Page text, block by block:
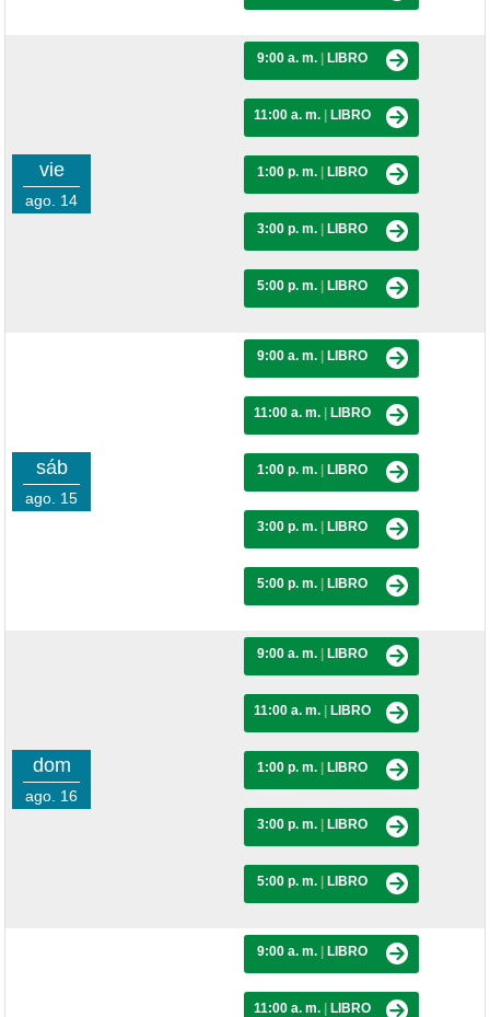
vie
ago. 14
9:00 a. m. LIBRO
11:00 a. m. LIBRO
1:00 p. m. LIBRO
3:00 p. m. LIBRO
5:00 p. m. LIBRO
sáb
ago. 15
9:00 a. m. LIBRO
11:00 a. m. LIBRO
1:00 p. m. LIBRO
3:00 p. m. LIBRO
5:00 p. m. LIBRO
dom
ago. 16
9:00 a. m. LIBRO
11:00 a. m. LIBRO
1:00 p. m. LIBRO
3:00 p. m. LIBRO
5:00 p. m. LIBRO
9:00 a. m. LIBRO
11:00 a. m. LIBRO